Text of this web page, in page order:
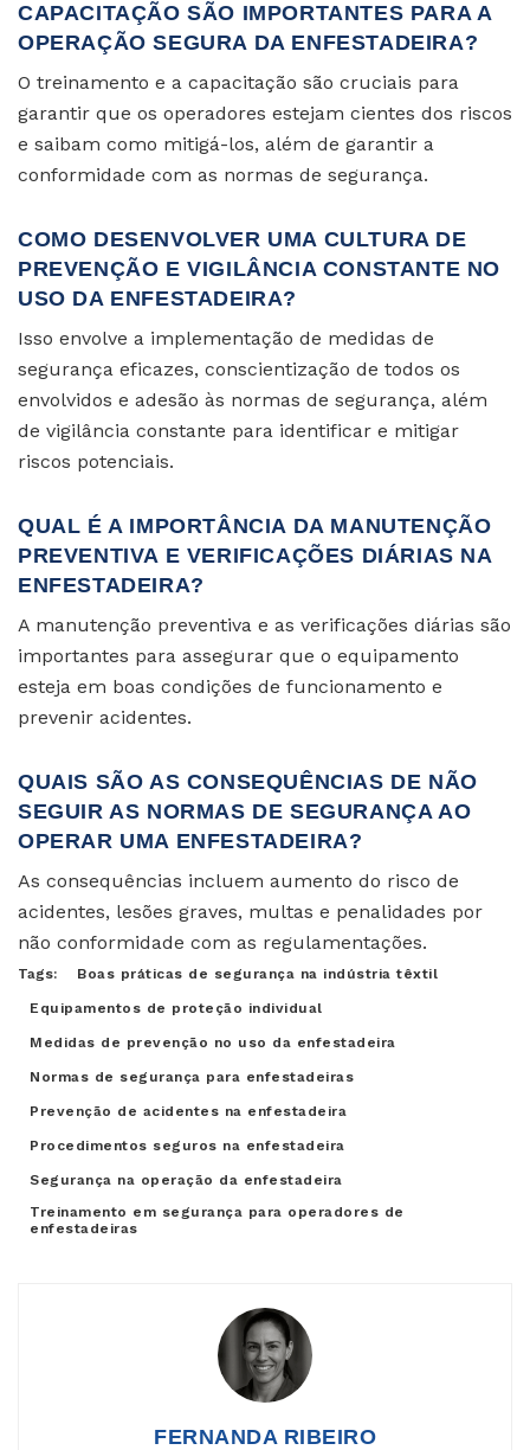
CAPACITAÇÃO SÃO IMPORTANTES PARA A
OPERAÇÃO SEGURA DA ENFESTADEIRA?
O treinamento e a capacitação são cruciais para
garantir que os operadores estejam cientes dos riscos
e saibam como mitigá-los, além de garantir a
conformidade com as normas de segurança.
COMO DESENVOLVER UMA CULTURA DE
PREVENÇÃO E VIGILÂNCIA CONSTANTE NO
USO DA ENFESTADEIRA?
Isso envolve a implementação de medidas de
segurança eficazes, conscientização de todos os
envolvidos e adesão às normas de segurança, além
de vigilância constante para identificar e mitigar
riscos potenciais.
QUAL É A IMPORTÂNCIA DA MANUTENÇÃO
PREVENTIVA E VERIFICAÇÕES DIÁRIAS NA
ENFESTADEIRA?
A manutenção preventiva e as verificações diárias são
importantes para assegurar que o equipamento
esteja em boas condições de funcionamento e
prevenir acidentes.
QUAIS SÃO AS CONSEQUÊNCIAS DE NÃO
SEGUIR AS NORMAS DE SEGURANÇA AO
OPERAR UMA ENFESTADEIRA?
As consequências incluem aumento do risco de
acidentes, lesões graves, multas e penalidades por
não conformidade com as regulamentações.
Tags: Boas práticas de segurança na indústria têxtil
Equipamentos de proteção individual
Medidas de prevenção no uso da enfestadeira
Normas de segurança para enfestadeiras
Prevenção de acidentes na enfestadeira
Procedimentos seguros na enfestadeira
Segurança na operação da enfestadeira
Treinamento em segurança para operadores de
enfestadeiras
FERNANDA RIBEIRO